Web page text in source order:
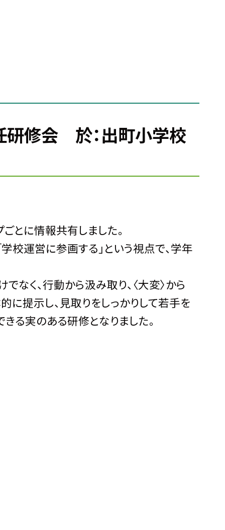
研修会 於：出町小学校
とに情報共有しました。
校運営に参画する」という視点で、学年
なく、行動から汲み取り、〈大変〉から
に提示し、見取りをしっかりして若手を
る実のある研修となりました。